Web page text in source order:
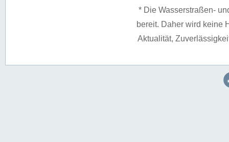
* Die Wasserstraßen-
bereit. Daher wird keine
Aktualität,